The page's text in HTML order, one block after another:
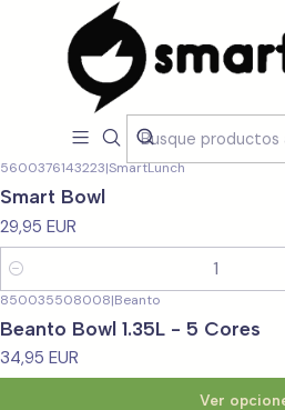
CARACTERISTICAS
Com
Filtros
5600376143223|SmartLunch
Smart Bowl
29,95 EUR
Cantidad
850035508008|Beanto
Beanto Bowl 1.35L - 5 Cores
34,95 EUR
Ver